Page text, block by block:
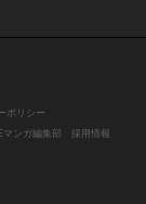
ポリシー
ンガ編集部
採用情報